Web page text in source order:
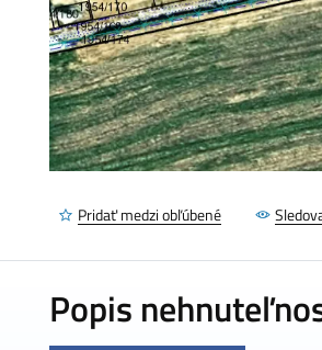
Pridať medzi obľúbené
Popis